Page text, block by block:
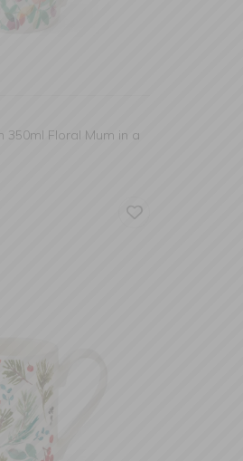
350ml Floral Mum in a